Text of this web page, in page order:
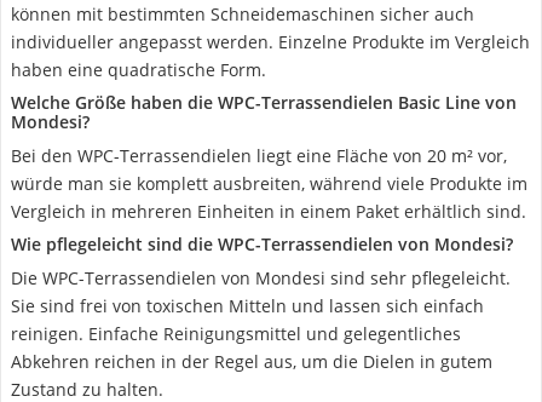
können mit bestimmten Schneidemaschinen sicher auch
individueller angepasst werden. Einzelne Produkte im Vergleich
haben eine quadratische Form.
Welche Größe haben die WPC-Terrassendielen Basic Line von
Mondesi?
Bei den WPC-Terrassendielen liegt eine Fläche von 20 m² vor,
würde man sie komplett ausbreiten, während viele Produkte im
Vergleich in mehreren Einheiten in einem Paket erhältlich sind.
Wie pflegeleicht sind die WPC-Terrassendielen von Mondesi?
Die WPC-Terrassendielen von Mondesi sind sehr pflegeleicht.
Sie sind frei von toxischen Mitteln und lassen sich einfach
reinigen. Einfache Reinigungsmittel und gelegentliches
Abkehren reichen in der Regel aus, um die Dielen in gutem
Zustand zu halten.